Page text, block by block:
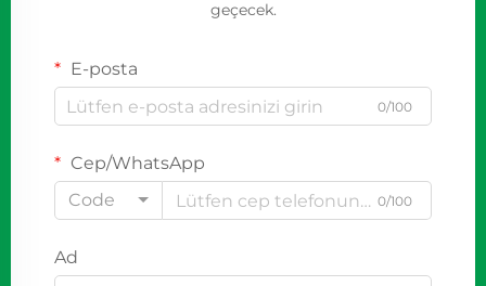
geçecek.
E-posta
0/100
Cep/WhatsApp
Code
0/100
Ad